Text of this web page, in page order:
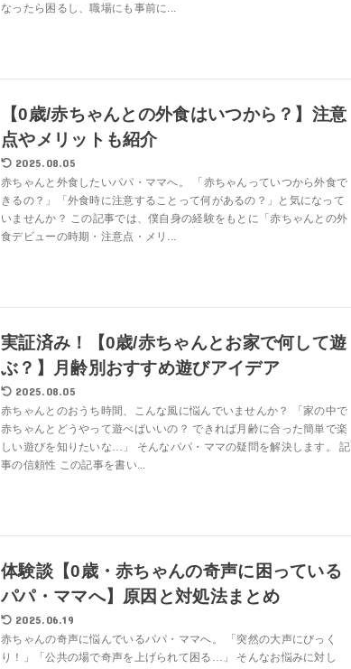
なったら困るし、職場にも事前に...
【0歳/赤ちゃんとの外食はいつから？】注意
点やメリットも紹介
2025.08.05
赤ちゃんと外食したいパパ・ママへ。 「赤ちゃんっていつから外食で
きるの？」「外食時に注意することって何があるの？」と気になって
いませんか？ この記事では、僕自身の経験をもとに「赤ちゃんとの外
食デビューの時期・注意点・メリ...
実証済み！【0歳/赤ちゃんとお家で何して遊
ぶ？】月齢別おすすめ遊びアイデア
2025.08.05
赤ちゃんとのおうち時間、こんな風に悩んでいませんか？ 「家の中で
赤ちゃんとどうやって遊べばいいの？ できれば月齢に合った簡単で楽
しい遊びを知りたいな…」 そんなパパ・ママの疑問を解決します。 記
事の信頼性 この記事を書い...
体験談【0歳・赤ちゃんの奇声に困っている
パパ・ママへ】原因と対処法まとめ
2025.06.19
赤ちゃんの奇声に悩んでいるパパ・ママへ。 「突然の大声にびっく
り！」「公共の場で奇声を上げられて困る…」 そんなお悩みに対し